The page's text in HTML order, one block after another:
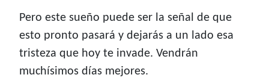
Pero este sueño puede ser la señal de que
esto pronto pasará y dejarás a un lado esa
tristeza que hoy te invade. Vendrán
muchísimos días mejores.